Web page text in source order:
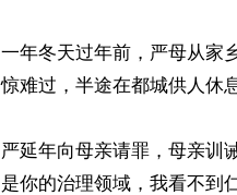
一年冬天过年前，严母从家
惊难过，半途在都城供人休
严延年向母亲请罪，母亲训
是你的治理领域，我看不到